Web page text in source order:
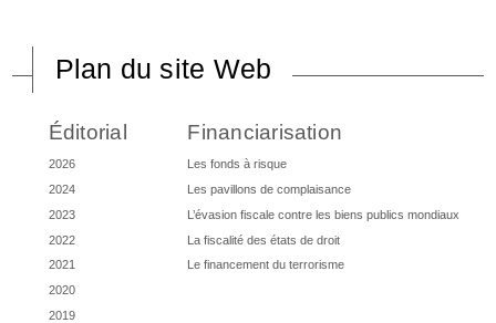
Plan du site Web
Éditorial
2026
2024
2023
2022
2021
2020
2019
Financiarisation
Les fonds à risque
Les pavillons de complaisance
L’évasion fiscale contre les biens publics mondiaux
La fiscalité des états de droit
Le financement du terrorisme